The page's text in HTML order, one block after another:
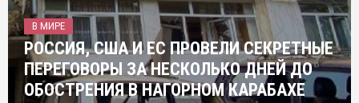
В МИРЕ
РОССИЯ, США И ЕС ПРОВЕЛИ СЕКРЕТНЫЕ
ПЕРЕГОВОРЫ ЗА НЕСКОЛЬКО ДНЕЙ ДО
ОБОСТРЕНИЯ В НАГОРНОМ КАРАБАХЕ